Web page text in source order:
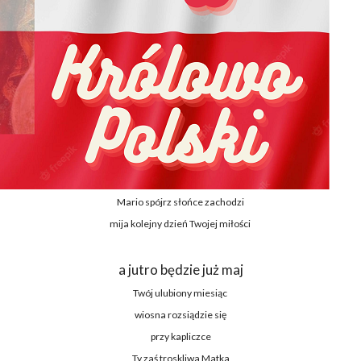
Mario spójrz słońce zachodzi
mija kolejny dzień Twojej miłości
a jutro będzie już maj
Twój ulubiony miesiąc
wiosna rozsiądzie się
przy kapliczce
Ty zaś troskliwa Matka